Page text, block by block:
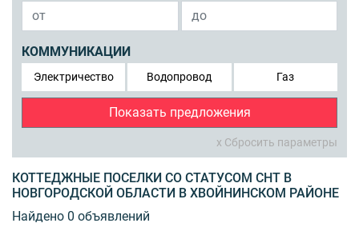
КОММУНИКАЦИИ
Электричество Водопровод Газ
Показать предложения
x Сбросить параметры
КОТТЕДЖНЫЕ ПОСЕЛКИ СО СТАТУСОМ СНТ В
НОВГОРОДСКОЙ ОБЛАСТИ В ХВОЙНИНСКОМ РАЙОНЕ
Найдено 0 объявлений